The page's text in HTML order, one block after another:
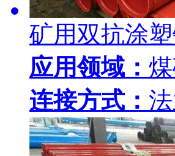
矿用双抗涂
应用领域：
连接方式：